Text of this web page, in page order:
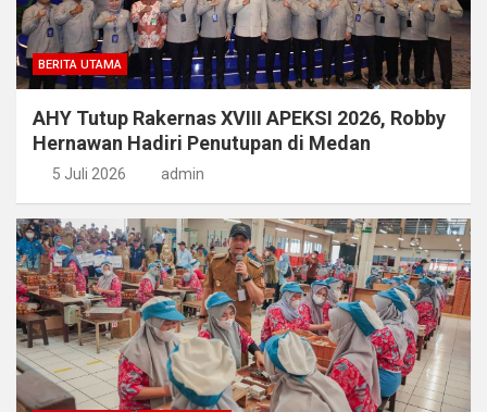
BERITA UTAMA
AHY Tutup Rakernas XVIII APEKSI 2026, Robby
Hernawan Hadiri Penutupan di Medan
5 Juli 2026 admin